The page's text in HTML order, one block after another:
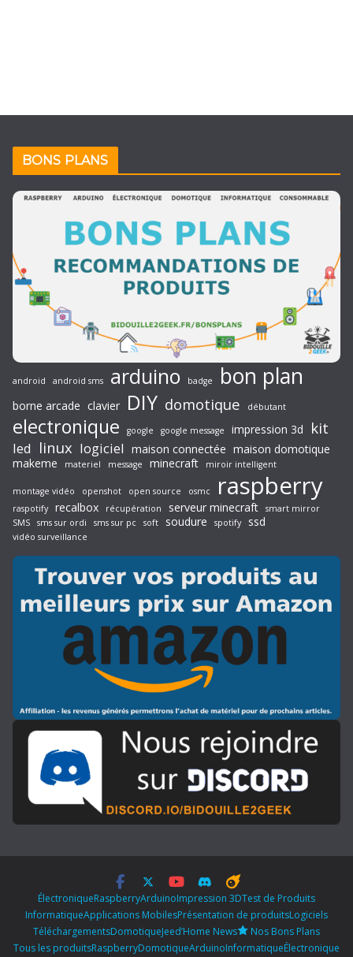
BONS PLANS
android android sms arduino badge bon plan
borne arcade clavier DIY domotique débutant
electronique google google message impression 3d kit
led linux logiciel maison connectée maison domotique
makeme
materiel message minecraft miroir intelligent
montage vidéo openshot open source osmc raspberry
raspotify recalbox récupération serveur minecraft
smart mirror
SMS
sms sur ordi sms sur pc soft soudure spotify ssd
vidéo surveillance
ÉlectroniqueRaspberryArduinoImpression 3DTest de Produits
InformatiqueApplications MobilesPrésentation de produitsLogiciels
TéléchargementsDomotiqueJeed’Home News
Nos Bons Plans
Tous les produitsRaspberryDomotiqueArduinoInformatiqueÉlectronique